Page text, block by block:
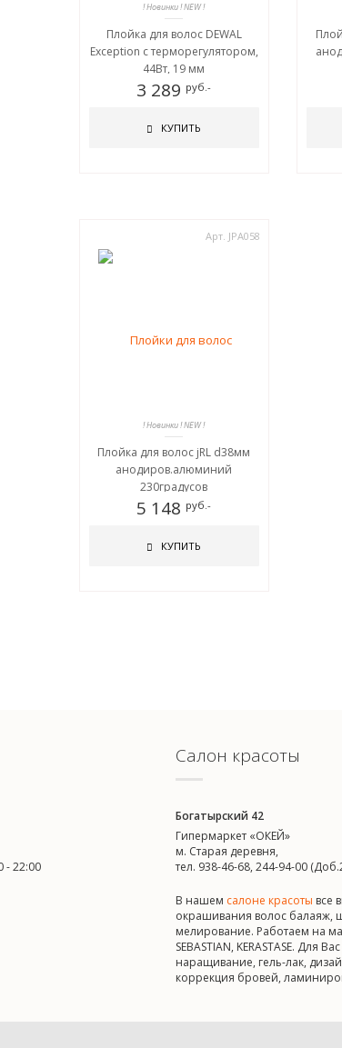
! Новинки ! NEW !
Плойка для волос DEWAL
Exception с терморегулятором,
44Вт, 19 мм
3 289 руб.-
КУПИТЬ
Арт. JPA058
! Новинки ! NEW !
Плойка для волос jRL d38мм
анодиров.алюминий
230градусов
5 148 руб.-
КУПИТЬ
- 22:00
Салон красоты
Богатырский 42
Гипермаркет «ОКЕЙ»
м. Старая деревня,
тел. 938-46-68, 244-94-00
В нашем салоне красоты все
окрашивания волос балаяж,
мелирование. Работаем на
SEBASTIAN, KERASTASE. Для
наращивание, гель-лак,
коррекция бровей,